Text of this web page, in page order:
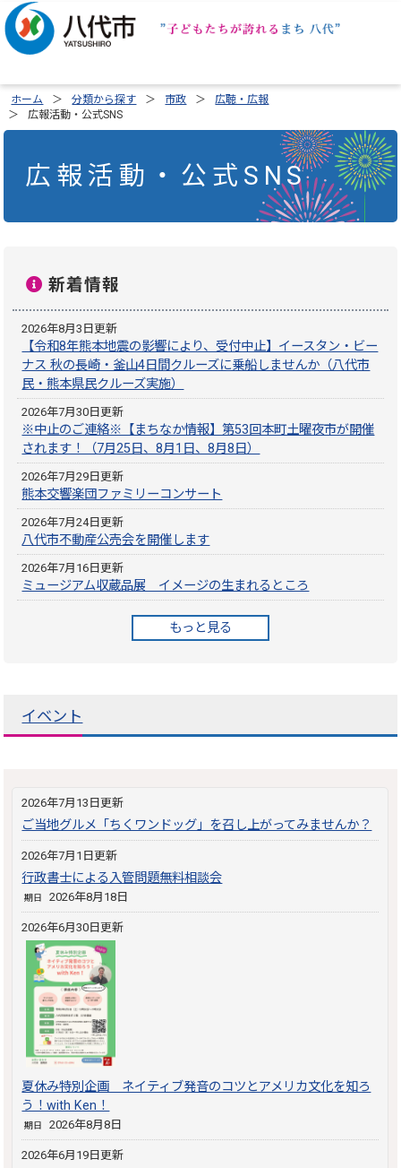
ホーム 分類から探す 市政
広聴・広報
広報活動・公式SNS
広報活動・公式SNS
新着情報
2026年8月3日更新
【令和8年熊本地震の影響により、受付中止】イースタン・ビー
ナス 秋の長崎・釜山4日間クルーズに乗船しませんか（八代市
民・熊本県民クルーズ実施）
2026年7月30日更新
※中止のご連絡※【まちなか情報】第53回本町土曜夜市が開催
されます！（7月25日、8月1日、8月8日）
2026年7月29日更新
熊本交響楽団ファミリーコンサート
2026年7月24日更新
八代市不動産公売会を開催します
2026年7月16日更新
ミュージアム収蔵品展 イメージの生まれるところ
もっと見る
イベント
2026年7月13日更新
ご当地グルメ「ちくワンドッグ」を召し上がってみませんか？
2026年7月1日更新
行政書士による入管問題無料相談会
期日 2026年8月18日
2026年6月30日更新
夏休み特別企画 ネイティブ発音のコツとアメリカ文化を知ろ
う！with Ken！
期日 2026年8月8日
2026年6月19日更新